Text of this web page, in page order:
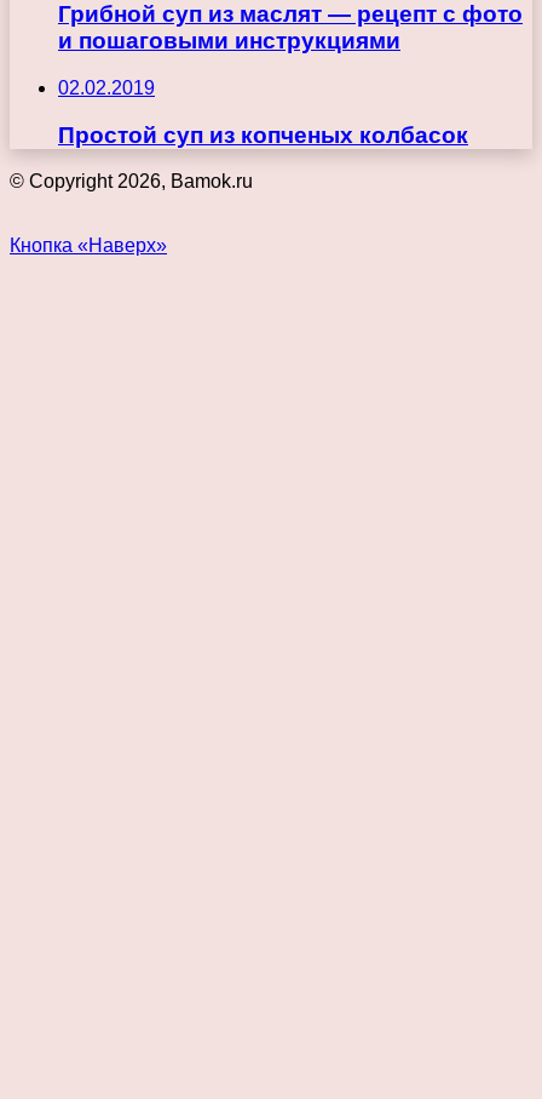
Грибной суп из маслят — рецепт с фото
и пошаговыми инструкциями
02.02.2019
Простой суп из копченых колбасок
© Copyright 2026, Bamok.ru
Кнопка «Наверх»